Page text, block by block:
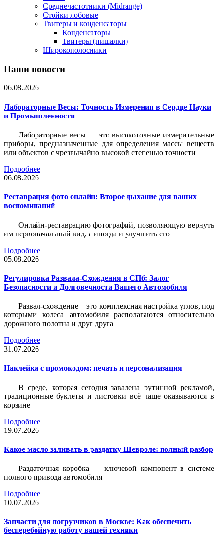
Среднечастотники (Midrange)
Стойки лобовые
Твитеры и конденсаторы
Конденсаторы
Твитеры (пищалки)
Широкополосники
Наши новости
06.08.2026
Лабораторные Весы: Точность Измерения в Сердце Науки
и Промышленности
Лабораторные весы — это высокоточные измерительные
приборы, предназначенные для определения массы веществ
или объектов с чрезвычайно высокой степенью точности
Подробнее
06.08.2026
Реставрация фото онлайн: Второе дыхание для ваших
воспоминаний
Онлайн-реставрацию фотографий, позволяющую вернуть
им первоначальный вид, а иногда и улучшить его
Подробнее
05.08.2026
Регулировка Развала-Схождения в СПб: Залог
Безопасности и Долговечности Вашего Автомобиля
Развал-схождение – это комплексная настройка углов, под
которыми колеса автомобиля располагаются относительно
дорожного полотна и друг друга
Подробнее
31.07.2026
Наклейка c промокодом: печать и персонализация
В среде, которая сегодня завалена рутинной рекламой,
традиционные буклеты и листовки всё чаще оказываются в
корзине
Подробнее
19.07.2026
Какое масло заливать в раздатку Шевроле: полный разбор
Раздаточная коробка — ключевой компонент в системе
полного привода автомобиля
Подробнее
10.07.2026
Запчасти для погрузчиков в Москве: Как обеспечить
бесперебойную работу вашей техники